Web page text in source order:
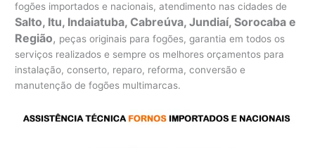
fogões importados e nacionais, atendimento nas cidades de
Salto, Itu, Indaiatuba, Cabreúva, Jundiaí, Sorocaba e
Região, peças originais para fogões, garantia em todos os
serviços realizados e sempre os melhores orçamentos para
instalação, conserto, reparo, reforma, conversão e
manutenção de fogões multimarcas.